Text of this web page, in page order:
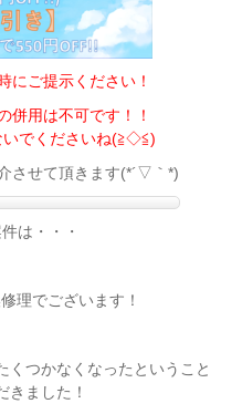
にご提示ください！
併用は不可です！！
いでくださいね(≧◇≦)
させて頂きます(*´▽｀*)
は・・・
理でございます！
くつかなくなったということ
きました！